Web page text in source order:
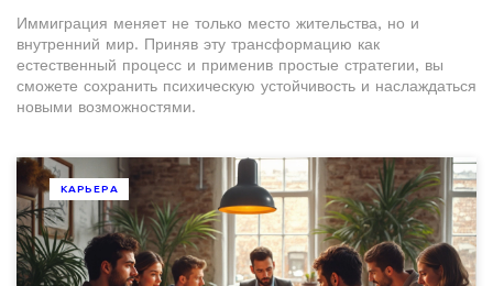
Иммиграция меняет не только место жительства, но и
внутренний мир. Приняв эту трансформацию как
естественный процесс и применив простые стратегии, вы
сможете сохранить психическую устойчивость и наслаждаться
новыми возможностями.
КАРЬЕРА